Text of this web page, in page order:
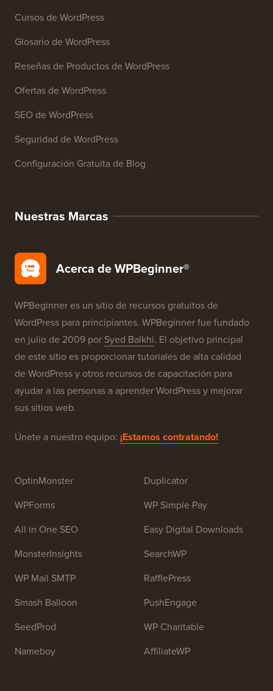
Cursos de WordPress
Glosario de WordPress
Reseñas de Productos de WordPress
Ofertas de WordPress
SEO de WordPress
Seguridad de WordPress
Configuración Gratuita de Blog
Nuestras Marcas
Acerca de WPBeginner®
WPBeginner es un sitio de recursos gratuitos de
WordPress para principiantes. WPBeginner fue fundado
en julio de 2009 por Syed Balkhi. El objetivo principal
de este sitio es proporcionar tutoriales de alta calidad
de WordPress y otros recursos de capacitación para
ayudar a las personas a aprender WordPress y mejorar
sus sitios web.
Únete a nuestro equipo: ¡Estamos contratando!
OptinMonster
WPForms
All in One SEO
MonsterInsights
WP Mail SMTP
Smash Balloon
SeedProd
Nameboy
Duplicator
WP Simple Pay
Easy Digital Downloads
SearchWP
RafflePress
PushEngage
WP Charitable
AffiliateWP